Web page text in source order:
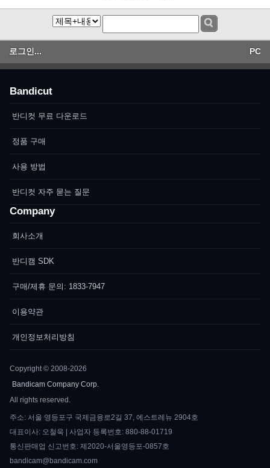
로그인... PC
Bandicut
반디컷 무료 다운로드
정품 구매
사용 방법
반디컷 자주 묻는 질문
Company
회사소개
반디캠 SDK
구매/제휴 문의: 1833-7947
이용약관
개인정보처리방침
Copyright © 2008-2026
Bandicam Company Corp.
All rights reserved.
주소: 서울 영등포구 국제금융로2길 37, 에스트레뉴 2904호
대표이사: 오철욱 | 사업자 등록번호: 880-88-01719
통신판매업 신고번호: 제2020-서울영등포-0857호
bandicam@bandicam.com